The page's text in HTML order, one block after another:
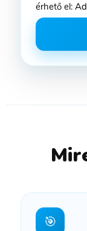
érhető el:
🎯